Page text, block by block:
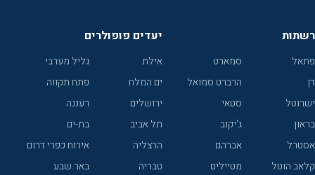
רשתות
פתאל
דן
ישרוטל
בראון
אסטרל
קלאב הוטל
סמארט
הרברט סמואל
סטאי
ג'יקוב
אברהם
מטיילים
יעדים פופולרים
אילת
ים המלח
ירושלים
תל אביב
הרצליה
טבריה
גליל מערבי
פתח תקווה
רעננה
בת-ים
אירוח כפרי דרום
באר שבע